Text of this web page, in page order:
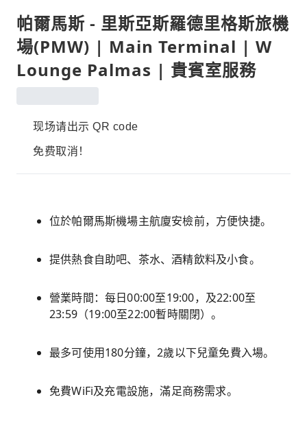
帕爾馬斯 - 里斯亞斯羅德里格斯旅機
場(PMW) | Main Terminal | W
Lounge Palmas | 貴賓室服務
现场请出示 QR code
免费取消！
位於帕爾馬斯機場主航廈安檢前，方便快捷。
提供熱食自助吧、茶水、酒精飲料及小食。
營業時間：每日00:00至19:00，及22:00至
23:59（19:00至22:00暫時關閉）。
最多可使用180分鐘，2歲以下兒童免費入場。
免費WiFi及充電設施，滿足商務需求。